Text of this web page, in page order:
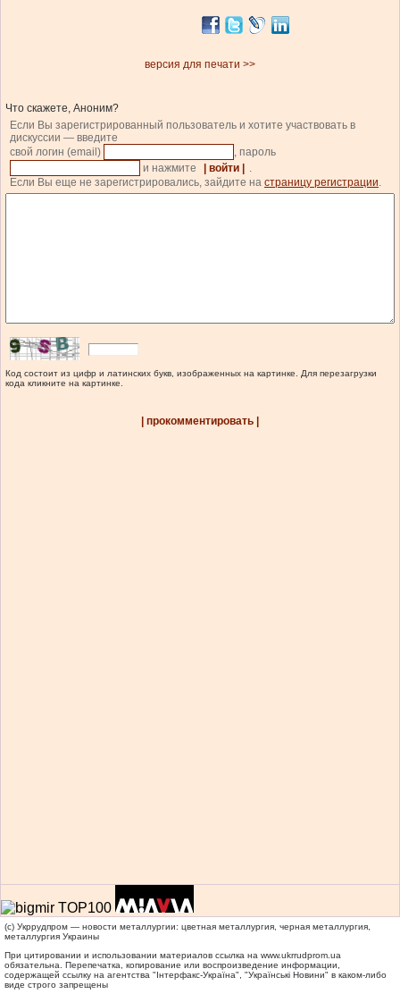
версия для печати >>
Что скажете, Аноним?
Если Вы зарегистрированный пользователь и хотите участвовать в
дискуссии — введите
свой логин (email)
, пароль
и нажмите
| войти |
.
Если Вы еще не зарегистрировались, зайдите на страницу регистрации.
Код состоит из цифр и латинских букв, изображенных на картинке. Для перезагрузки
кода кликните на картинке.
| прокомментировать |
(c) Укррудпром — новости металлургии: цветная металлургия, черная металлургия,
металлургия Украины
При цитировании и использовании материалов ссылка на www.ukrrudprom.ua
обязательна. Перепечатка, копирование или воспроизведение информации,
содержащей ссылку на агентства "Iнтерфакс-Україна", "Українськi Новини" в каком-либо
виде строго запрещены